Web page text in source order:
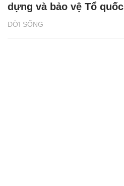
ĐỜI SỐNG
dựng và bảo vệ Tổ quốc